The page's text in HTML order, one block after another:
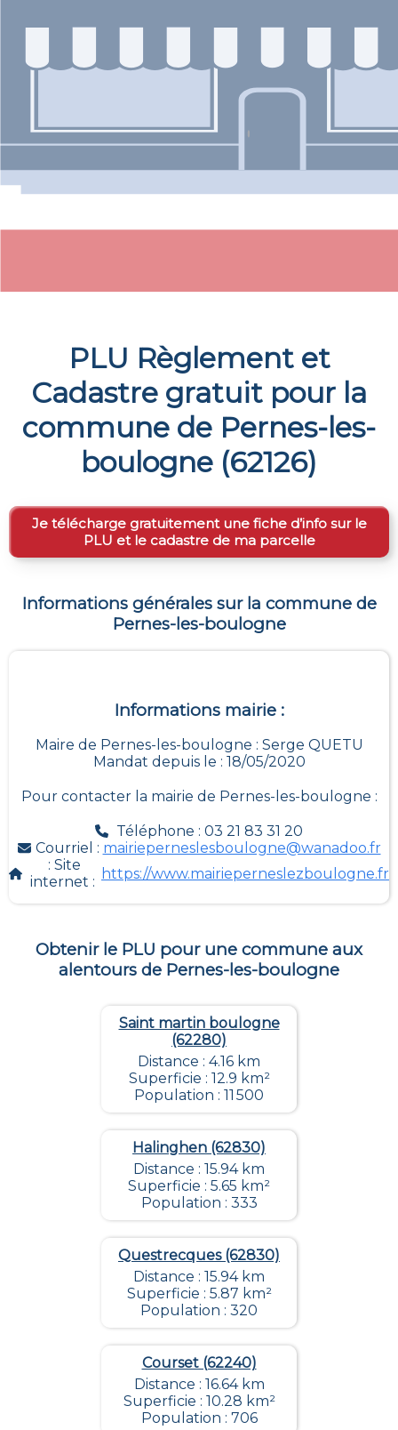
PLU Règlement et
Cadastre gratuit pour la
commune de Pernes-les-
boulogne (62126)
Je télécharge gratuitement une fiche d’info sur le
PLU et le cadastre de ma parcelle
Informations générales sur la commune de
Pernes-les-boulogne
Informations mairie :
Maire de Pernes-les-boulogne : Serge QUETU
Mandat depuis le : 18/05/2020
Pour contacter la mairie de Pernes-les-boulogne :
Téléphone : 03 21 83 31 20
Courriel : mairieperneslesboulogne@wanadoo.fr
: Site
internet : https://www.mairieperneslezboulogne.fr
Obtenir le PLU pour une commune aux
alentours de Pernes-les-boulogne
Saint martin boulogne
(62280)
Distance : 4.16 km
Superficie : 12.9 km²
Population : 11 500
Halinghen (62830)
Distance : 15.94 km
Superficie : 5.65 km²
Population : 333
Questrecques (62830)
Distance : 15.94 km
Superficie : 5.87 km²
Population : 320
Courset (62240)
Distance : 16.64 km
Superficie : 10.28 km²
Population : 706